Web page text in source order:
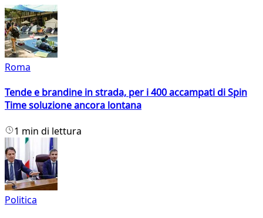
Roma
Tende e brandine in strada, per i 400 accampati di Spin
Time soluzione ancora lontana
1 min di lettura
Politica